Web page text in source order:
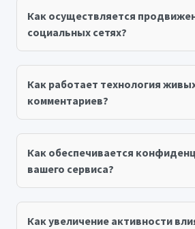
Как осуществляется
социальных сетях?
Как работает технология
комментариев?
Как обеспечивается
вашего сервиса?
Как увеличение активности